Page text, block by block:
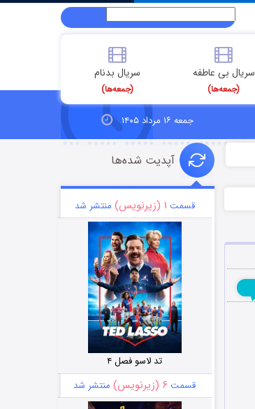
سریال بی عاطفه
(جمعه‌ها)
سریال بدنام
(جمعه‌ها)
جمعه ۱۶ مرداد ۱۴۰۵
آپدیت شده‌ها
قسمت ۱ (زیرنویس) منتشر شد
تد لاسو فصل ۴
قسمت ۶ (زیرنویس) منتشر شد